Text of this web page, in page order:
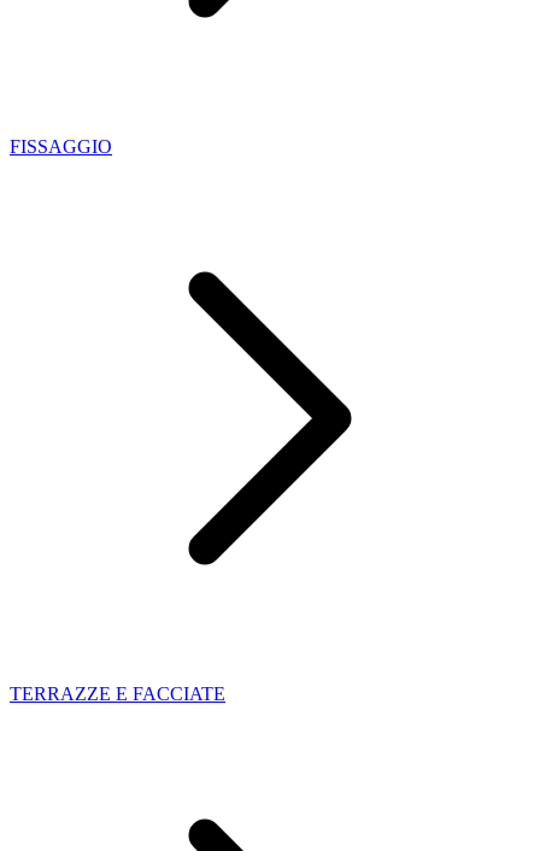
FISSAGGIO
TERRAZZE E FACCIATE